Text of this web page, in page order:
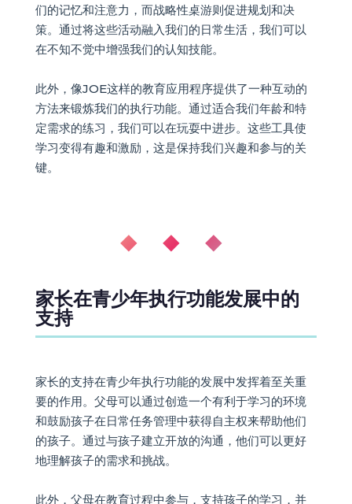
们的记忆和注意力，而战略性桌游则促进规划和决
策。通过将这些活动融入我们的日常生活，我们可以
在不知不觉中增强我们的认知技能。
此外，像JOE这样的教育应用程序提供了一种互动的
方法来锻炼我们的执行功能。通过适合我们年龄和特
定需求的练习，我们可以在玩耍中进步。这些工具使
学习变得有趣和激励，这是保持我们兴趣和参与的关
键。
◆ ◆ ◆
家长在青少年执行功能发展中的
支持
家长的支持在青少年执行功能的发展中发挥着至关重
要的作用。父母可以通过创造一个有利于学习的环境
和鼓励孩子在日常任务管理中获得自主权来帮助他们
的孩子。通过与孩子建立开放的沟通，他们可以更好
地理解孩子的需求和挑战。
此外，父母在教育过程中参与，支持孩子的学习，并